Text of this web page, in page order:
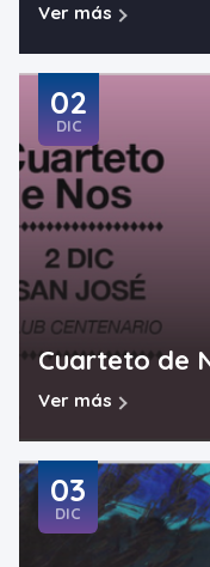
Ver más
Cuarteto de
Ver más
02
DIC
03
DIC